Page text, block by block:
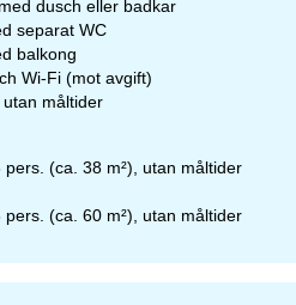
dusch eller badkar
separat WC
balkong
Wi-Fi (mot avgift)
måltider
pers. (ca. 38 m²), utan måltider
pers. (ca. 60 m²), utan måltider